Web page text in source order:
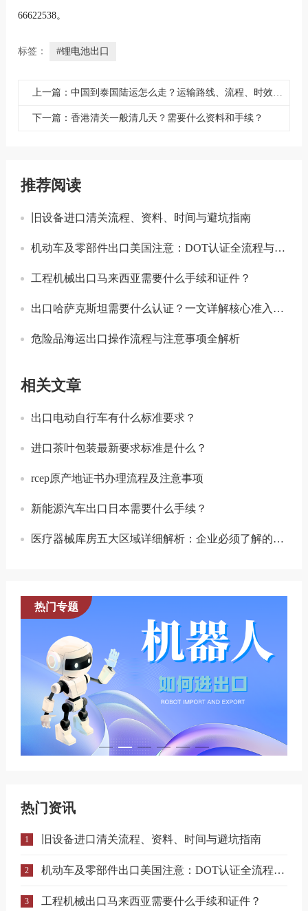
66622538。
标签： #锂电池出口
上一篇：中国到泰国陆运怎么走？运输路线、流程、时效与实操要点全解析
下一篇：香港清关一般清几天？需要什么资料和手续？
推荐阅读
旧设备进口清关流程、资料、时间与避坑指南
机动车及零部件出口美国注意：DOT认证全流程与合规要点详解
工程机械出口马来西亚需要什么手续和证件？
出口哈萨克斯坦需要什么认证？一文详解核心准入要求
危险品海运出口操作流程与注意事项全解析
相关文章
出口电动自行车有什么标准要求？
进口茶叶包装最新要求标准是什么？
rcep原产地证书办理流程及注意事项
新能源汽车出口日本需要什么手续？
医疗器械库房五大区域详细解析：企业必须了解的合规标准
热门专题
热门资讯
1 旧设备进口清关流程、资料、时间与避坑指南
2 机动车及零部件出口美国注意：DOT认证全流程与合规要点详解
3 工程机械出口马来西亚需要什么手续和证件？